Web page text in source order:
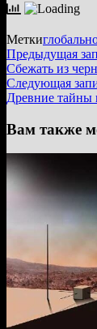
Метки
по
записям
Предыдущая
Сбежать из
Следующая
Древние
Вам также